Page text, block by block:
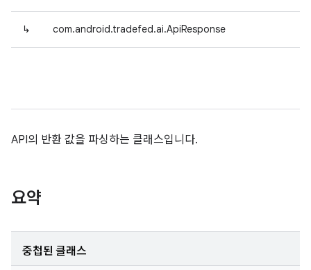
↳ com.android.tradefed.ai.ApiResponse
API의 반환 값을 파싱하는 클래스입니다.
요약
중첩된 클래스